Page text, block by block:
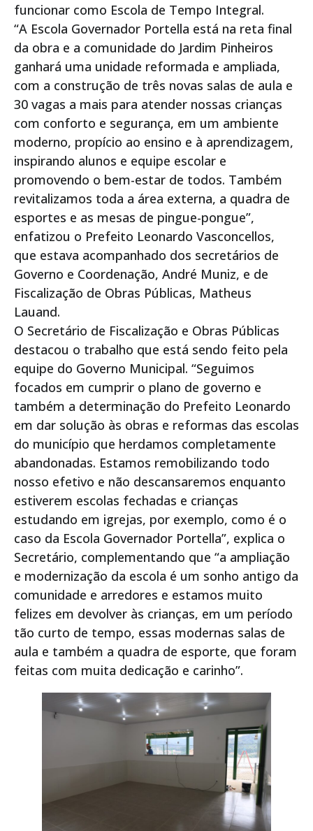
funcionar como Escola de Tempo Integral.
“A Escola Governador Portella está na reta final
da obra e a comunidade do Jardim Pinheiros
ganhará uma unidade reformada e ampliada,
com a construção de três novas salas de aula e
30 vagas a mais para atender nossas crianças
com conforto e segurança, em um ambiente
moderno, propício ao ensino e à aprendizagem,
inspirando alunos e equipe escolar e
promovendo o bem-estar de todos. Também
revitalizamos toda a área externa, a quadra de
esportes e as mesas de pingue-pongue”,
enfatizou o Prefeito Leonardo Vasconcellos,
que estava acompanhado dos secretários de
Governo e Coordenação, André Muniz, e de
Fiscalização de Obras Públicas, Matheus
Lauand.
O Secretário de Fiscalização e Obras Públicas
destacou o trabalho que está sendo feito pela
equipe do Governo Municipal. “Seguimos
focados em cumprir o plano de governo e
também a determinação do Prefeito Leonardo
em dar solução às obras e reformas das escolas
do município que herdamos completamente
abandonadas. Estamos remobilizando todo
nosso efetivo e não descansaremos enquanto
estiverem escolas fechadas e crianças
estudando em igrejas, por exemplo, como é o
caso da Escola Governador Portella”, explica o
Secretário, complementando que “a ampliação
e modernização da escola é um sonho antigo da
comunidade e arredores e estamos muito
felizes em devolver às crianças, em um período
tão curto de tempo, essas modernas salas de
aula e também a quadra de esporte, que foram
feitas com muita dedicação e carinho”.